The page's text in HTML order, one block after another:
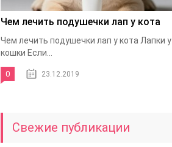
Чем лечить подушечки лап у кота
Чем лечить подушечки лап у кота Лапки у
кошки Если...
0 23.12.2019
Свежие публикации